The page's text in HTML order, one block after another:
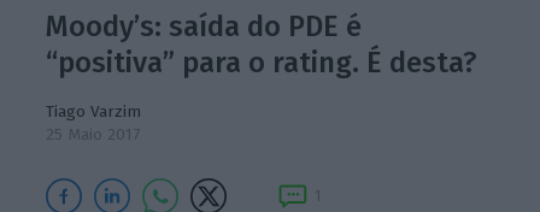
Moody’s: saída do PDE é
“positiva” para o rating. É desta?
Tiago Varzim
25 Maio 2017
1